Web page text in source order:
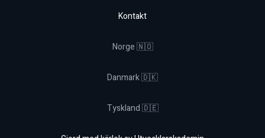
Kontakt
Norge 🇳🇴
Danmark 🇩🇰
Tyskland 🇩🇪